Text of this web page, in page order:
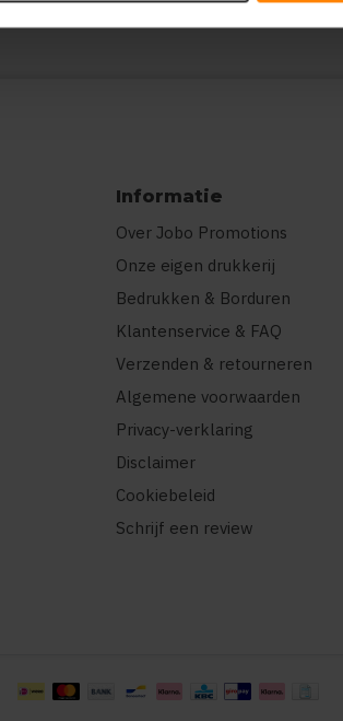
Informatie
Over Jobo Promotions
Onze eigen drukkerij
Bedrukken & Borduren
Klantenservice & FAQ
Verzenden & retourneren
Algemene voorwaarden
Privacy-verklaring
Disclaimer
Cookiebeleid
Schrijf een review